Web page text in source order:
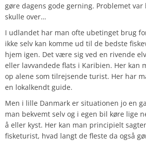
gøre dagens gode gerning. Problemet
skulle over…
I udlandet har man ofte ubetinget brug
ikke selv kan komme ud til de bedste
hjem igen. Det være sig ved en rivende
eller lavvandede flats i Karibien. Her kan
op alene som tilrejsende turist. Her har
en lokalkendt guide.
Men i lille Danmark er situationen jo en
man bekvemt selv og i egen bil køre lige
å eller kyst. Her kan man principielt
fisketurist, hvad langt de fleste da også